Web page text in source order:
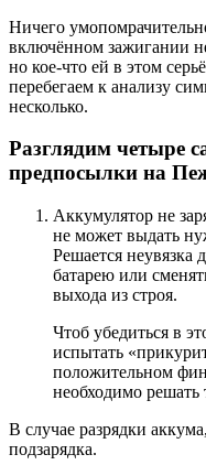
Ничего
включённом зажигании
но кое-что ей в этом
перебегаем к анализу
несколько.
Разглядим четыре
предпосылки на
Аккумулятор не
не может выдать
Решается неувязка
батарею или
выхода из строя.
Чтоб убедиться в
испытать
положительном
необходимо решать
В случае разрядки
подзарядка.